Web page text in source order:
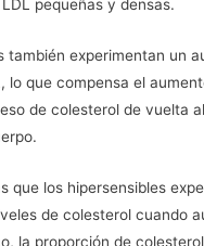
pequeñas y densas.
también experimentan un
lo que compensa el
de colesterol de vuelta
que los hipersensibles
de colesterol cuando
la proporción de